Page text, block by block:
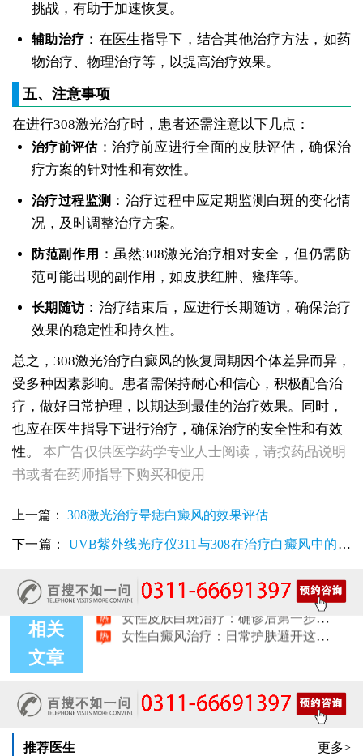
挑战，有助于加速恢复。
辅助治疗 ：在医生指导下，结合其他治疗方法，如药
物治疗、物理治疗等，以提高治疗效果。
五、注意事项
在进行308激光治疗时，患者还需注意以下几点：
治疗前评估：治疗前应进行全面的皮肤评估，确保治
疗方案的针对性和有效性。
治疗过程监测 ：治疗过程中应定期监测白斑的变化情
况，及时调整治疗方案。
防范副作用
：虽然308激光治疗相对安全，但仍需防
范可能出现的副作用，如皮肤红肿、瘙痒等。
长期随访：治疗结束后，应进行长期随访，确保治疗
效果的稳定性和持久性。
总之，308激光治疗白癜风的恢复周期因个体差异而异，
受多种因素影响。患者需保持耐心和信心，积极配合治
疗，做好日常护理，以期达到最佳的治疗效果。同时，
也应在医生指导下进行治疗，确保治疗的安全性和有效
性。
本广告仅供医学药学专业人士阅读，请按药品说明
书或者在药师指导下购买和使用
上一篇： 308激光治疗晕痣白癜风的效果评估
下一篇： UVB紫外线光疗仪311与308在治疗白癜风中的优
相关
文章
女性皮肤白斑治疗误区：乱涂药膏反而加重病情
女性皮肤白斑治疗：多年顽固白斑康复真实案例
女性白癜风治疗：熬夜对白斑康复的影响
女性白斑康复随访服务对比：好医院该做到哪些
女性皮肤白斑误诊后，白癜风治疗方案怎么调整才有效
女性白癜风治疗：遮盖产品选择安全标准是什么
女性皮肤白斑护理指南：家属陪伴需留意的细节
治疗女性皮肤病的医院：白斑患者康复训练指导手册
女性白癜风稳定期移植手术：需要满足哪些条件？
治疗女性皮肤病的医院：白斑患者线上复诊操作步骤
女性皮肤白斑治疗：确诊后第一步该做什么
女性白癜风治疗：日常护肤避开这些刺激成分
推荐医生 更多>